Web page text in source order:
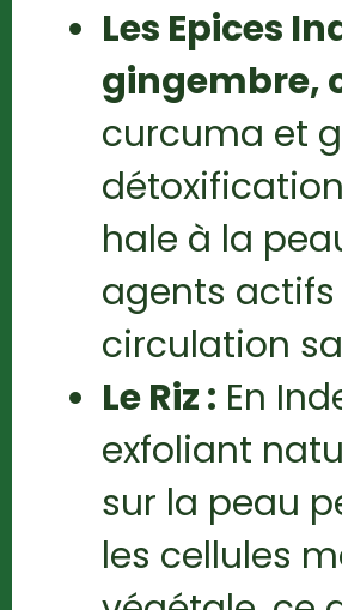
Les Epices
gingembre,
curcuma et
hale à la
agents actifs
circulation
Le Riz : En
exfoliant
sur la peau
les cellules